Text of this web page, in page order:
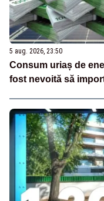
5 aug. 2026, 23:50
Consum uriaș de
fost nevoită să